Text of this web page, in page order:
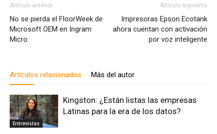
Artículo anterior
No se pierda el FloorWeek de
Microsoft OEM en Ingram
Micro
Artículo siguiente
Impresoras Epson Ecotank
ahora cuentan con activación
por voz inteligente
Artículos relacionados Más del autor
Entrevistas
Kingston: ¿Están listas las empresas
Latinas para la era de los datos?